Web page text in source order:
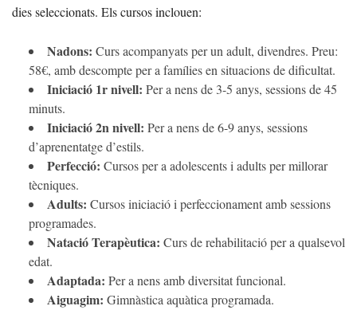
dies seleccionats. Els cursos inclouen:
Nadons: Curs acompanyats per un adult, divendres. Preu:
58€, amb descompte per a famílies en situacions de dificultat.
Iniciació 1r nivell: Per a nens de 3-5 anys, sessions de 45
minuts.
Iniciació 2n nivell: Per a nens de 6-9 anys, sessions
d’aprenentatge d’estils.
Perfecció: Cursos per a adolescents i adults per millorar
tècniques.
Adults: Cursos iniciació i perfeccionament amb sessions
programades.
Natació Terapèutica: Curs de rehabilitació per a qualsevol
edat.
Adaptada: Per a nens amb diversitat funcional.
Aiguagim: Gimnàstica aquàtica programada.